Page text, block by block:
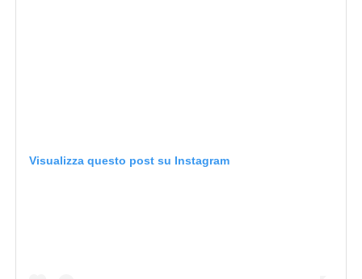
Visualizza questo post su Instagram